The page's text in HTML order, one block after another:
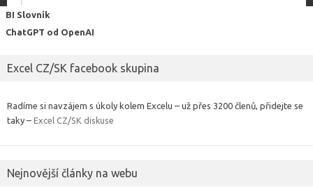
BI Slovník
ChatGPT od OpenAI
Excel CZ/SK facebook skupina
Radíme si navzájem s úkoly kolem Excelu – už přes 3200 členů, přidejte se
taky – Excel CZ/SK diskuse
Nejnovější články na webu